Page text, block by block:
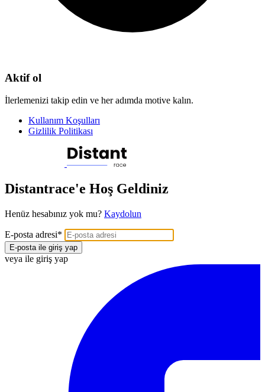
Aktif ol
İlerlemenizi takip edin ve her adımda motive kalın.
Kullanım Koşulları
Gizlilik Politikası
Distantrace'e Hoş Geldiniz
Henüz hesabınız yok mu? Kaydolun
E-posta adresi*
E-posta ile giriş yap
veya ile giriş yap